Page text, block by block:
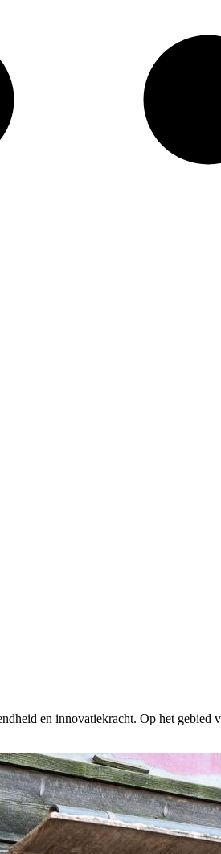
en innovatiekracht. Op het